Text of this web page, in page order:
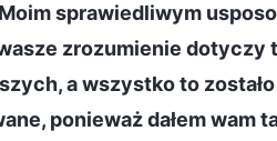
sprawiedliwym
zrozumienie dotyczy
a wszystko to
ponieważ dałem